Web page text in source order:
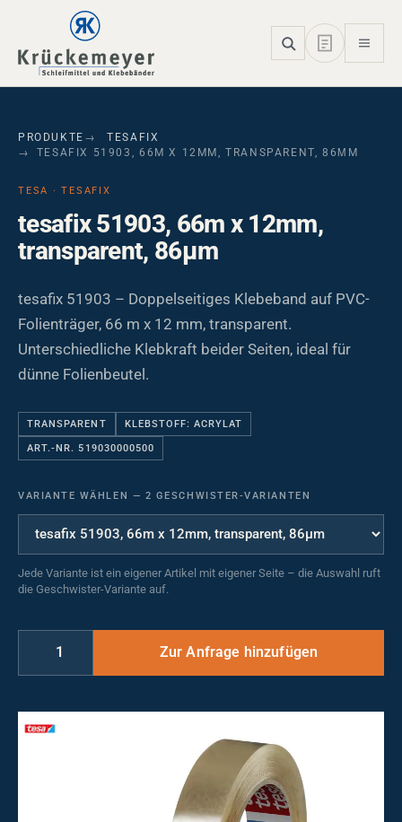
Skip to main navigation
Skip to main content
Skip to page footer
PRODUKTE
TESAFIX
TESAFIX 51903, 66M X 12MM, TRANSPARENT, 86ΜM
TESA · TESAFIX
tesafix 51903, 66m x 12mm,
transparent, 86µm
tesafix 51903 – Doppelseitiges Klebeband auf PVC-
Folienträger, 66 m x 12 mm, transparent.
Unterschiedliche Klebkraft beider Seiten, ideal für
dünne Folienbeutel.
TRANSPARENT KLEBSTOFF: ACRYLAT
ART.-NR. 519030000500
VARIANTE WÄHLEN — 2 GESCHWISTER-VARIANTEN
Jede Variante ist ein eigener Artikel mit eigener Seite – die Auswahl ruft
die Geschwister-Variante auf.